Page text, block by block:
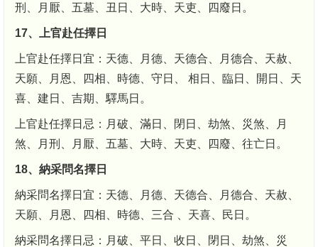
刑、月厭、五墓、丑日、大時、天吏、四廢日。
17、上官赴任擇日
上官赴任擇日宜：天德、月德、天德合、月德合、天赦、
天願、月恩、四相、時德、守日、 相日、臨日、開日、天
喜、建日、吉期、驛馬日。
上官赴任擇日忌：月破、滿日、閉日、劫煞、災煞、月
煞、月刑、月厭、五墓、大時、天吏、四廢、往亡日。
18、納采問名擇日
納采問名擇日宜：天德、月德、天德合、月德合、天赦、
天願、月恩、四相、時德、三合 、天喜、民日。
納采問名擇日忌：月破、平日、收日、閉日、劫煞、災